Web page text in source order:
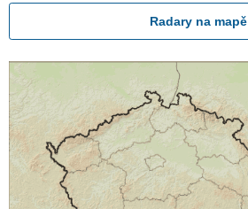
Radary na mapě